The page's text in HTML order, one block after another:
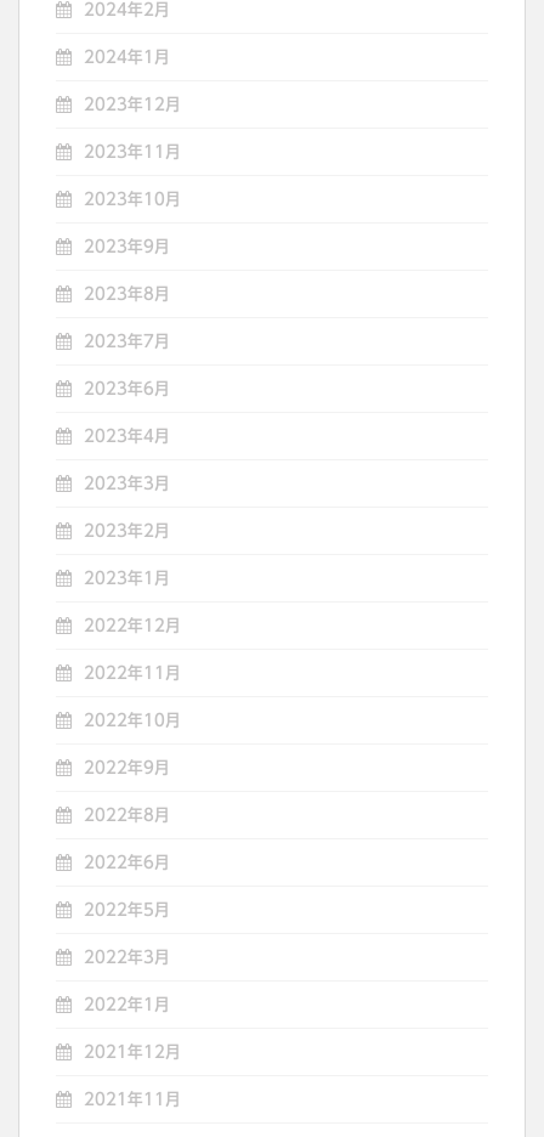
2024年2月
2024年1月
2023年12月
2023年11月
2023年10月
2023年9月
2023年8月
2023年7月
2023年6月
2023年4月
2023年3月
2023年2月
2023年1月
2022年12月
2022年11月
2022年10月
2022年9月
2022年8月
2022年6月
2022年5月
2022年3月
2022年1月
2021年12月
2021年11月